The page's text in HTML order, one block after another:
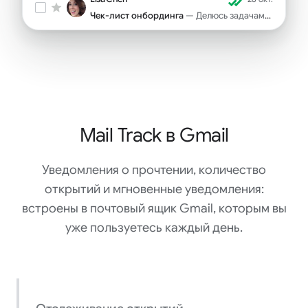
Чек-лист онбординга — Делюсь задачами первой недели для вашего новичка...
Mail Track в Gmail
Уведомления о прочтении, количество
открытий и мгновенные уведомления:
встроены в почтовый ящик Gmail, которым вы
уже пользуетесь каждый день.